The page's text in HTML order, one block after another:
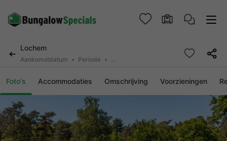
Lochem
Aankomstdatum Periode 2 deelnemers, 0 huisdier
Foto's Accommodaties Omschrijving Voorzieningen